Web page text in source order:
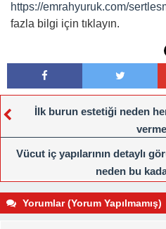
https://emrahyuruk.com/
fazla bilgi için tıklayın.
İlk burun estetiği neden
Vücut iç yapılarının detaylı
neden bu
Yorumlar (Yorum Yapılmamış)